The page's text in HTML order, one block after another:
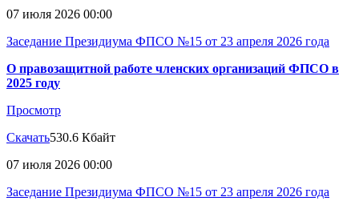
07 июля 2026 00:00
Заседание Президиума ФПСО №15 от 23 апреля 2026 года
О правозащитной работе членских организаций ФПСО в
2025 году
Просмотр
Скачать530.6 Кбайт
07 июля 2026 00:00
Заседание Президиума ФПСО №15 от 23 апреля 2026 года